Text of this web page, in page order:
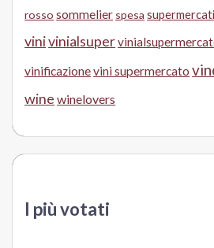
rosso sommelier spesa supermercati
vinivinialsuper
vinificazionevini supermercato
wine winelovers
I più votati